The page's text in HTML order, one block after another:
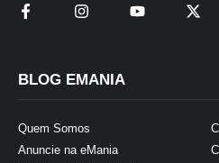
BLOG EMANIA
Quem Somos
Anuncie na eMania